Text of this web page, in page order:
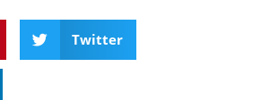
Twitter